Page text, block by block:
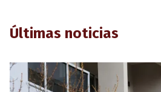
Últimas noticias